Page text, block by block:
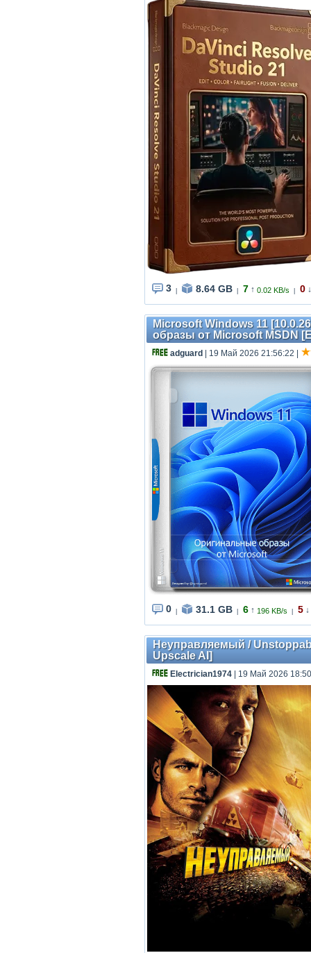
3 8.64 GB 7 ↑ 0.02 KB/s 0 ↓
Microsoft Windows 11
образы от Microsoft MSDN
adguard | 19 Май 2026 21:56:22
0 31.1 GB 6 ↑ 196 KB/s 5 ↓
Неуправляемый /
Upscale AI]
Electrician1974 | 19 Май 2026